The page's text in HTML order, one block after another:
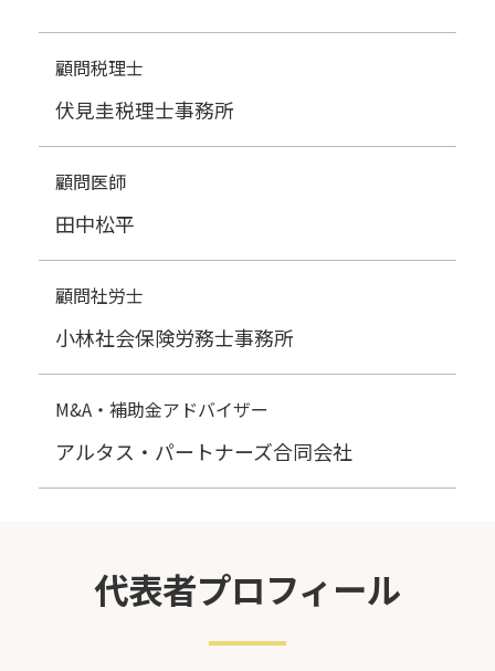
顧問税理士
伏見圭税理士事務所
顧問医師
田中松平
顧問社労士
小林社会保険労務士事務所
M&A・補助金アドバイザー
アルタス・パートナーズ合同会社
代表者プロフィール